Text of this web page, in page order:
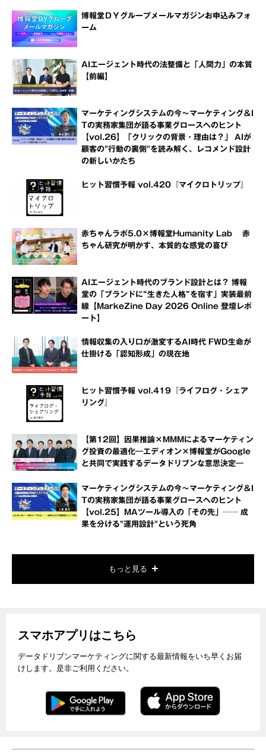
博報堂ＤＹグループメールマガジンお申込みフォ
ーム
AIエージェント時代の法整備と「人間力」の本質
【前編】
マーケティングシステムの今～マーケティング＆I
Tの実務家集団が語る事業グロースへのヒント
【vol.26】「クリックの背景・理由は？」 AIが
顧客の"行動の裏側"を読み解く、レコメンド設計
の新しいかたち
ヒット習慣予報 vol.420『マイクロトリップ』
赤ちゃんラボ5.0×博報堂Humanity Lab 赤
ちゃん研究が明かす、本質的な感覚の喜び
AIエージェント時代のブランド設計とは？ 博報
堂の「ブランドに“生きた人格”を宿す」実装最前
線【MarkeZine Day 2026 Online 登壇レポ
ート】
情報収集の入り口が激変するAI時代 FWD生命が
仕掛ける「認知形成」の現在地
ヒット習慣予報 vol.419『ライフログ・シェア
リング』
【第12回】因果推論×MMMによるマーケティン
グ投資の最適化―エディオン×博報堂がGoogle
と共同で実践するデータドリブンな意思決定―
マーケティングシステムの今～マーケティング＆I
Tの実務家集団が語る事業グロースへのヒント
【vol.25】MAツール導入の「その先」── 成
果を分ける"運用設計"という死角
もっと見る
スマホアプリはこちら
データドリブンマーケティングに関する最新情報をいち早くお届
けします。是非ご利用ください。